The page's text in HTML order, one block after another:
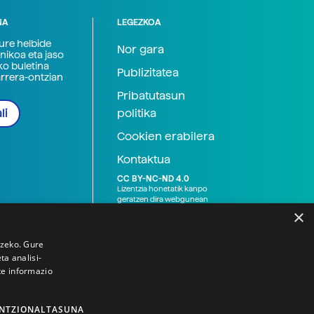
helbide
eta jaso
buletina
ontzian
LEGEZKOA
Nor gara
Publizitatea
Pribatutasun
politika
Cookien erabilera
Kontaktua
CC BY-NC-ND 4.0
Lizentzia honetatik kanpo
geratzen dira webgunean
×
Gure
analisi-
informazio